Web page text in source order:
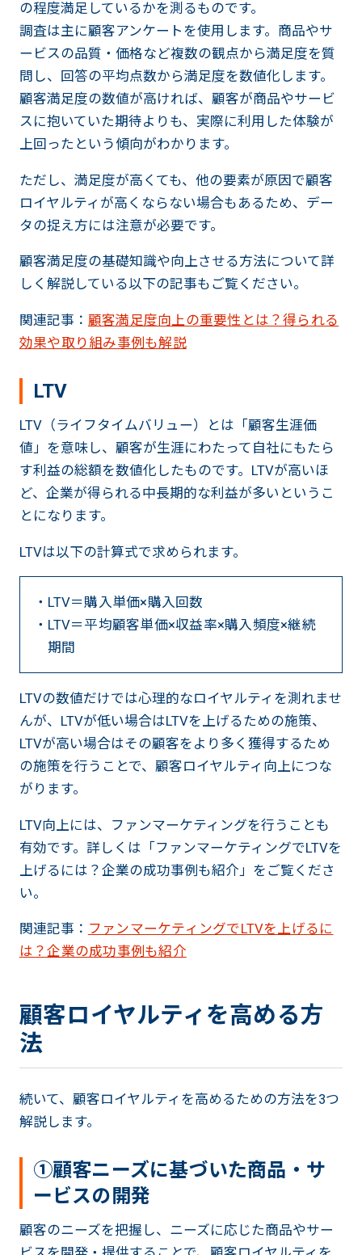
の程度満足しているかを測るものです。
調査は主に顧客アンケートを使用します。商品やサ
ービスの品質・価格など複数の観点から満足度を質
問し、回答の平均点数から満足度を数値化します。
顧客満足度の数値が高ければ、顧客が商品やサービ
スに抱いていた期待よりも、実際に利用した体験が
上回ったという傾向がわかります。
ただし、満足度が高くても、他の要素が原因で顧客
ロイヤルティが高くならない場合もあるため、デー
タの捉え方には注意が必要です。
顧客満足度の基礎知識や向上させる方法について詳
しく解説している以下の記事もご覧ください。
関連記事： 顧客満足度向上の重要性とは？得られる
効果や取り組み事例も解説
LTV
LTV（ライフタイムバリュー）とは「顧客生涯価
値」を意味し、顧客が生涯にわたって自社にもたら
す利益の総額を数値化したものです。LTVが高いほ
ど、企業が得られる中長期的な利益が多いというこ
とになります。
LTVは以下の計算式で求められます。
LTV＝購入単価×購入回数
LTV＝平均顧客単価×収益率×購入頻度×継続
期間
LTVの数値だけでは心理的なロイヤルティを測れませ
んが、LTVが低い場合はLTVを上げるための施策、
LTVが高い場合はその顧客をより多く獲得するため
の施策を行うことで、顧客ロイヤルティ向上につな
がります。
LTV向上には、ファンマーケティングを行うことも
有効です。詳しくは「ファンマーケティングでLTVを
上げるには？企業の成功事例も紹介」をご覧くださ
い。
関連記事： ファンマーケティングでLTVを上げるに
は？企業の成功事例も紹介
顧客ロイヤルティを高める方
法
続いて、顧客ロイヤルティを高めるための方法を3つ
解説します。
①顧客ニーズに基づいた商品・サ
ービスの開発
顧客のニーズを把握し、ニーズに応じた商品やサー